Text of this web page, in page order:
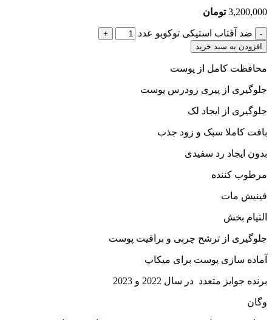
3,200,000 تومان
ضد آفتاب استیکی توکوبو عدد
افزودن به سبد خرید
محافظت کامل از پوست
جلوگیری از پیری زودرس پوست
جلوگیری از ایجاد لک
بافت کاملا سبک و زود جذب
بدون ایجاد رد سفیدی
مرطوب کننده
فینیش مات
التیام بخش
جلوگیری از ترشح چربی و براقیت پوست
آماده سازی پوست برای میکاپ
برنده جوایز متعدد در سال 2022 و 2023
وگان